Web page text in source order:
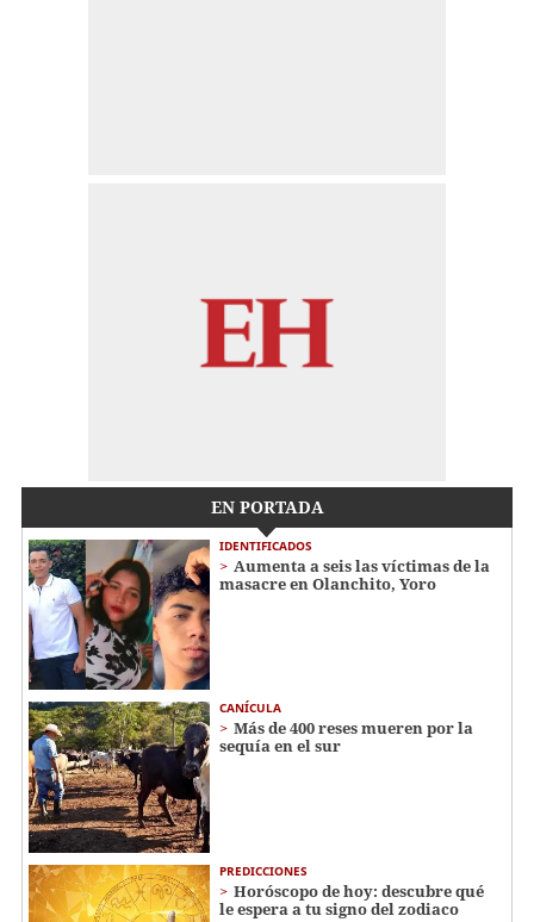
EN PORTADA
IDENTIFICADOS
Aumenta a seis las víctimas de la
masacre en Olanchito, Yoro
CANÍCULA
Más de 400 reses mueren por la
sequía en el sur
PREDICCIONES
Horóscopo de hoy: descubre qué
le espera a tu signo del zodiaco